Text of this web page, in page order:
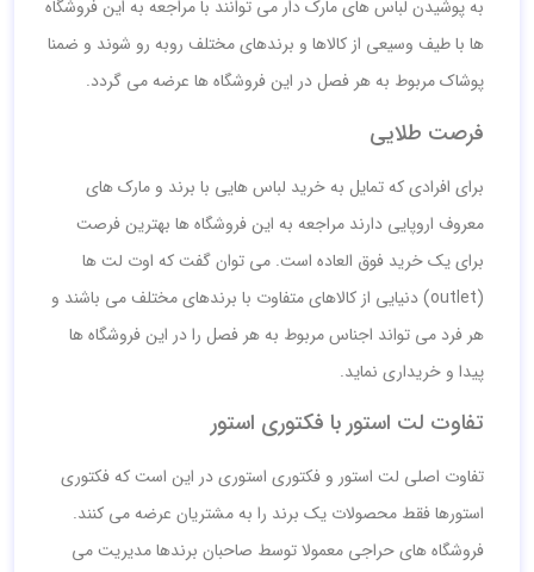
به پوشیدن لباس های مارک دار می توانند با مراجعه به این فروشگاه
ها با طیف وسیعی از کالاها و برندهای مختلف روبه رو شوند و ضمنا
پوشاک مربوط به هر فصل در این فروشگاه ها عرضه می گردد.
فرصت طلایی
برای افرادی که تمایل به خرید لباس هایی با برند و مارک های
معروف اروپایی دارند مراجعه به این فروشگاه ها بهترین فرصت
برای یک خرید فوق العاده است. می توان گفت که اوت لت ها
(outlet) دنیایی از کالاهای متفاوت با برندهای مختلف می باشند و
هر فرد می تواند اجناس مربوط به هر فصل را در این فروشگاه ها
پیدا و خریداری نماید.
تفاوت لت استور با فکتوری استور
تفاوت اصلی لت استور و فکتوری استوری در این است که فکتوری
استورها فقط محصولات یک برند را به مشتریان عرضه می کنند.
فروشگاه های حراجی معمولا توسط صاحبان برندها مدیریت می